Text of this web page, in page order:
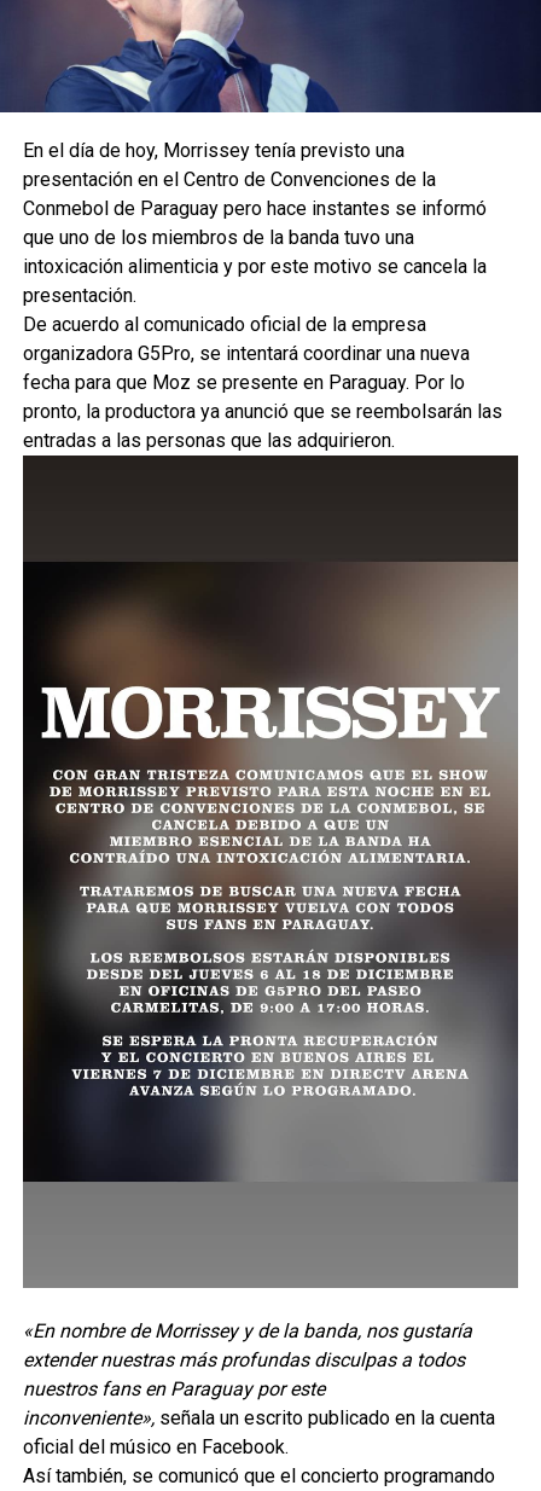
En el día de hoy, Morrissey tenía previsto una
presentación en el Centro de Convenciones de la
Conmebol de Paraguay pero hace instantes se informó
que uno de los miembros de la banda tuvo una
intoxicación alimenticia y por este motivo se cancela la
presentación.
De acuerdo al comunicado oficial de la empresa
organizadora G5Pro, se intentará coordinar una nueva
fecha para que Moz se presente en Paraguay. Por lo
pronto, la productora ya anunció que se reembolsarán las
entradas a las personas que las adquirieron.
«En nombre de Morrissey y de la banda, nos gustaría
extender nuestras más profundas disculpas a todos
nuestros fans en Paraguay por este
inconveniente», señala un escrito publicado en la cuenta
oficial del músico en Facebook.
Así también, se comunicó que el concierto programando